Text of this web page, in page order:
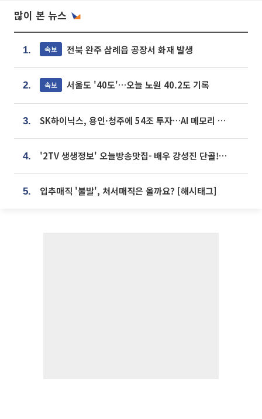
많이 본 뉴스
1. 속보 전북 완주 삼례읍 공장서 화재 발생
2. 속보 서울도 '40도'…오늘 노원 40.2도 기록
3. SK하이닉스, 용인·청주에 54조 투자…AI 메모리 생산기지 키운다
4. '2TV 생생정보' 오늘방송맛집- 배우 강성진 단골! 쌀국수ㆍ푸팟퐁 커리 맛집 '블○○○'
5. 입추매직 '불발', 처서매직은 올까요? [해시태그]